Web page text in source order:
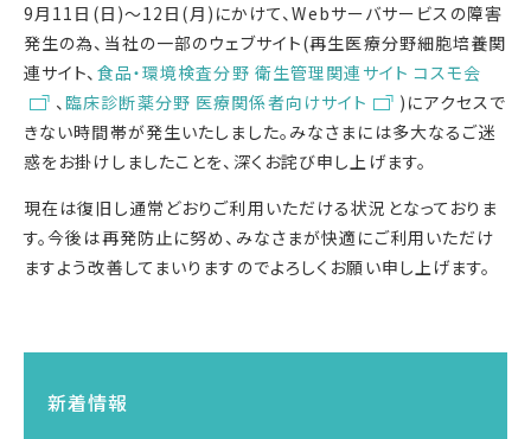
9月11日(日)～12日(月)にかけて、Webサーバサービスの障害
発生の為、当社の一部のウェブサイト(再生医療分野細胞培養関
連サイト、 食品・環境検査分野 衛生管理関連サイト コスモ会
、臨床診断薬分野 医療関係者向けサイト
)にアクセスで
きない時間帯が発生いたしました。みなさまには多大なるご迷
惑をお掛けしましたことを、深くお詫び申し上げます。
現在は復旧し通常どおりご利用いただける状況となっておりま
す。今後は再発防止に努め、みなさまが快適にご利用いただけ
ますよう改善してまいりますのでよろしくお願い申し上げます。
新着情報